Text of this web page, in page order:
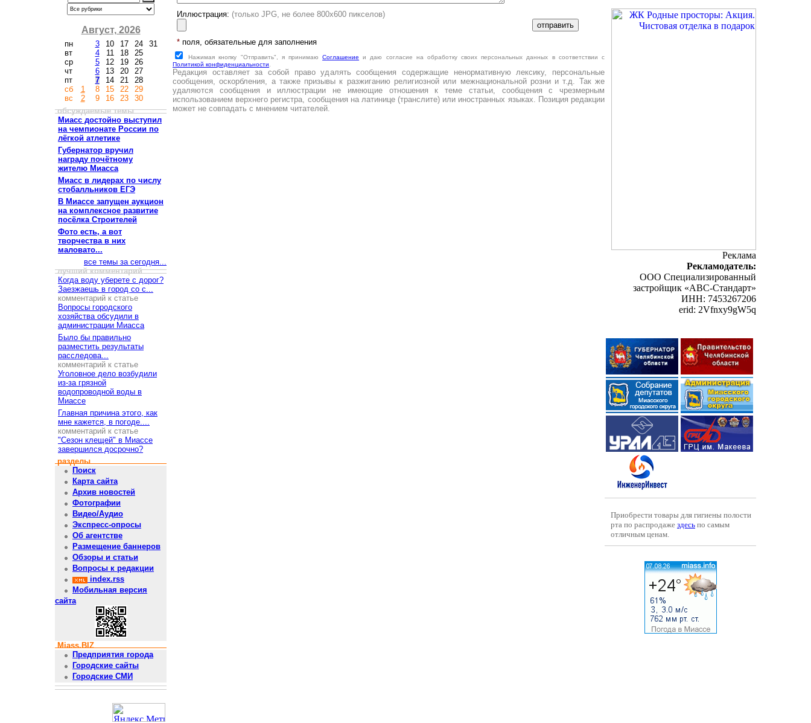
Август, 2026
пн
вт
ср
чт
пт
сб
вс
1
2
3
4
5
6
7
8
9
10
11
12
13
14
15
16
17
18
19
20
21
22
23
24
25
26
27
28
29
30
31
обсуждаемые темы
Миасс достойно выступил
на чемпионате России по
лёгкой атлетике
Губернатор вручил
награду почётному
жителю Миасса
Миасс в лидерах по числу
стобалльников ЕГЭ
В Миассе запущен аукцион
на комплексное развитие
посёлка Строителей
Фото есть, а вот
творчества в них
маловато...
все темы за сегодня...
лучший комментарий
Когда воду уберете с дорог?
Заезжаешь в город со с...
комментарий к статье
Вопросы городского
хозяйства обсудили в
администрации Миасса
Было бы правильно
разместить результаты
расследова...
комментарий к статье
Уголовное дело возбудили
из-за грязной
водопроводной воды в
Миассе
Главная причина этого, как
мне кажется, в погоде....
комментарий к статье
"Сезон клещей" в Миассе
завершился досрочно?
разделы
Поиск
Карта сайта
Архив новостей
Фотографии
Видео/Аудио
Экспресс-опросы
Об агентстве
Размещение баннеров
Обзоры и статьи
Вопросы к редакции
index.rss
Мобильная версия
сайта
Miass.BIZ
Предприятия города
Городские сайты
Городские СМИ
Иллюстрация: (только JPG, не более 800х600 пикселов)
*поля, обязательные для заполнения
Нажимая кнопку "Отправить", я принимаюCоглашение и даю согласие на обработку своих персональных данных в соответствии с
Политикой конфиденциальности
Редакция оставляет за собой право удалять сообщения содержащие ненормативную лексику, персональные
сообщения, оскорбления, а также призывы к разжиганию религиозной или межнациональной розни и т.д. Так же
удаляются сообщения и иллюстрации не имеющие отношения к теме статьи, сообщения с чрезмерным
использованием верхнего регистра, сообщения на латинице (транслите) или иностранных языках. Позиция редакции
может не совпадать с мнением читателей.
Реклама
Рекламодатель:
ООО Специализированный
застройщик «АВС-Стандарт»
ИНН: 7453267206
erid: 2Vfnxy9gW5q
Приобрести товары для гигиены полости
рта по распродаже здесь по самым
отличным ценам.